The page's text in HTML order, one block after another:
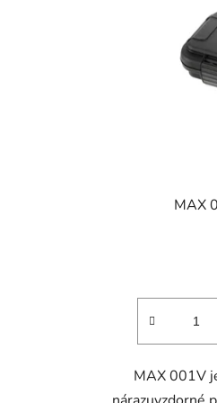
MAX
MAX 001V